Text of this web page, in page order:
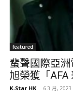
featured
蜚聲國際亞
旭榮獲「AFA
K-Star HK - 6 3 月, 2023